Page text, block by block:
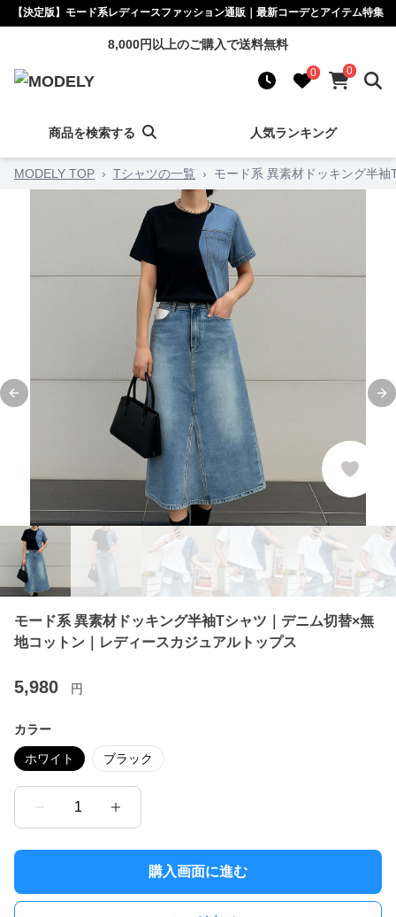
【決定版】モード系レディースファッション通販｜最新コーデとアイテム特集
8,000円以上のご購入で送料無料
0 0
商品を検索する 人気ランキング
MODELY TOP › Tシャツの一覧 › モード系 異素材ドッキング半
Previous slide
モード系 異素材ドッキング半袖Tシャツ｜デニム切替×無
地コットン｜レディースカジュアルトップス
5,980 円
カラー
ホワイト ブラック
1
購入画面に進む